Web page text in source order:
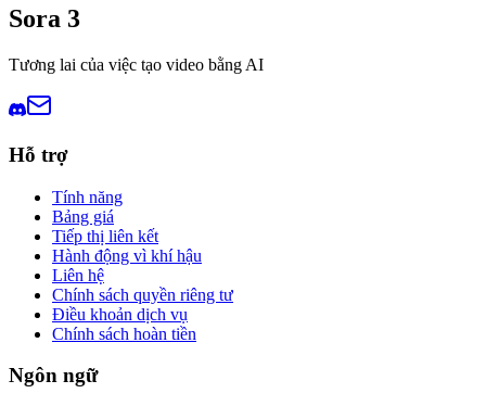
Sora 3
Tương lai của việc tạo video bằng AI
Hỗ trợ
Tính năng
Bảng giá
Tiếp thị liên kết
Hành động vì khí hậu
Liên hệ
Chính sách quyền riêng tư
Điều khoản dịch vụ
Chính sách hoàn tiền
Ngôn ngữ